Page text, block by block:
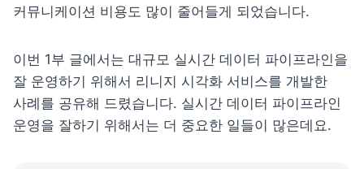
커뮤니케이션 비용도 많이 줄어들게 되었습니다.
이번 1부 글에서는 대규모 실시간 데이터 파이프라인을
잘 운영하기 위해서 리니지 시각화 서비스를 개발한
사례를 공유해 드렸습니다. 실시간 데이터 파이프라인
운영을 잘하기 위해서는 더 중요한 일들이 많은데요.